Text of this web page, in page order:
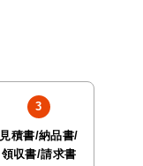
見積書/納品書/
領収書/請求書